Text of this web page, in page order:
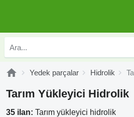
Yedek parçalar Hidrolik
Tarım Yükleyici Hidrolik
35 ilan: Tarım yükleyici hidrolik